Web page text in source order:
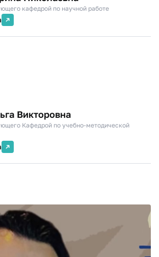
кафедрой по научной работе
Викторовна
Кафедрой по учебно-методической